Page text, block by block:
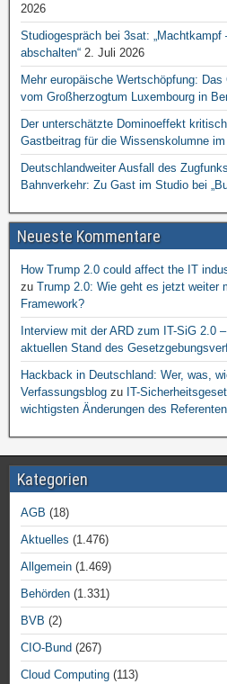
2026
Studiogespräch bei 3sat: „Machtkampf
abschalten“ 2. Juli 2026
Mehr europäische Wertschöpfung:
vom Großherzogtum Luxembourg in
Der unterschätzte Dominoeffekt
Gastbeitrag für die Wissenskolumne
Deutschlandweiter Ausfall des
Bahnverkehr: Zu Gast im Studio bei
Neueste Kommentare
How Trump 2.0 could affect the IT
zu Trump 2.0: Wie geht es jetzt weiter
Framework?
Interview mit der ARD zum IT-SiG 2.0
aktuellen Stand des
Hackback in Deutschland: Wer, was,
Verfassungsblog zu IT-
wichtigsten Änderungen des
Kategorien
AGB (18)
Aktuelles (1.476)
Allgemein (1.469)
Behörden (1.331)
BVB (2)
CIO-Bund (267)
Cloud Computing (113)